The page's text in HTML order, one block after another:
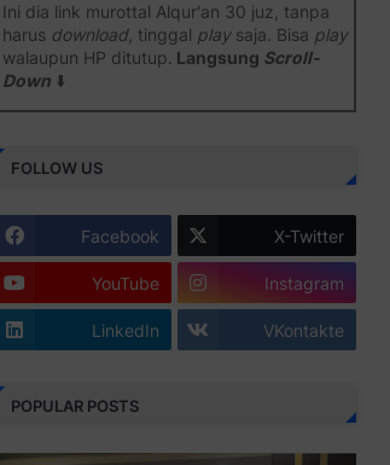
Ini dia link murottal Alqur'an 30 juz, tanpa
harus download, tinggal playsaja. Bisa play
walaupun HP ditutup. Langsung Scroll-
Down⬇️
Juz 1 ⇨http://j.mp/2b8SiNO
Juz 2 ⇨http://j.mp/2b8RJmQ
Juz 3 ⇨http://j.mp/2bFSrtF
Juz 4 ⇨http://j.mp/2b8SXi3
Juz 5 ⇨http://j.mp/2b8RZm3
Juz 6 ⇨http://j.mp/28MBohs
Juz 7 ⇨http://j.mp/2bFRIZC
FOLLOW US
Facebook X-Twitter
YouTube Instagram
LinkedIn VKontakte
POPULAR POSTS